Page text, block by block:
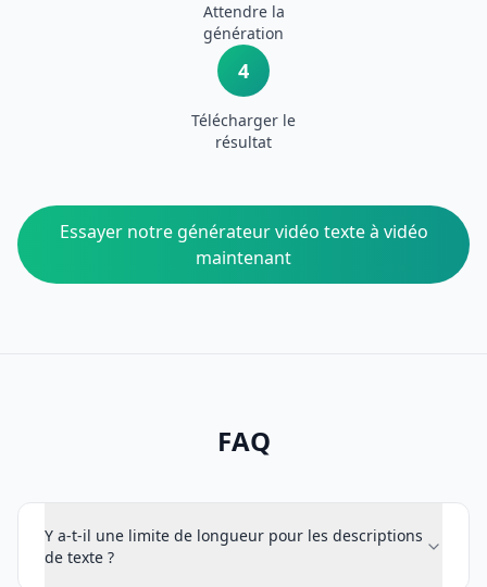
Attendre la
génération
4
Télécharger le
résultat
Essayer notre générateur vidéo texte à vidéo
maintenant
FAQ
Y a-t-il une limite de longueur pour les descriptions
de texte ?